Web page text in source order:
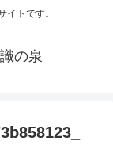
イトです。
の泉